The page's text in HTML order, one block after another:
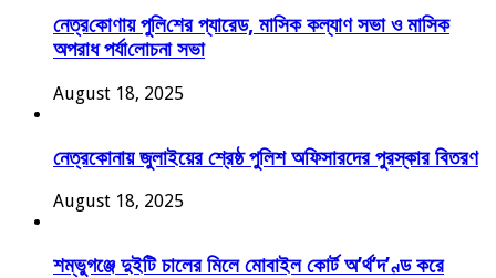
নেত্র‌কোণায় পু‌লি‌শের প্যারেড, মাসিক কল্যাণ সভা ও মাসিক
অপরাধ পর্যা‌লোচনা সভা
August 18, 2025
নেত্রকোনায় জুলাইয়ের শ্রেষ্ঠ পুলিশ অফিসারদের পুরস্কার বিতরণ
August 18, 2025
শম্ভুগঞ্জে দুইটি চালের মিলে মোবাইল কোর্ট অ’র্থ’দ’ণ্ড করে